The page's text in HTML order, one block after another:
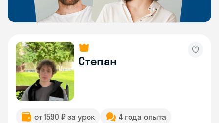
Степан
от 1590 ₽ за урок 4 года опыта